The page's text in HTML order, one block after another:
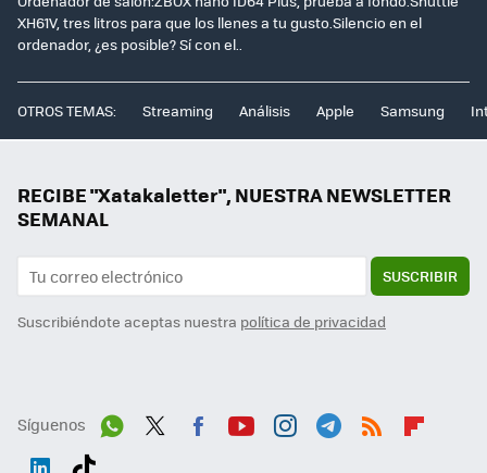
XH61V, tres litros para que los llenes a tu gusto.Silencio en el
ordenador, ¿es posible? Sí con el..
OTROS TEMAS: Streaming Análisis Apple Samsung
RECIBE "Xatakaletter", NUESTRA NEWSLETTER
SEMANAL
SUSCRIBIR
Suscribiéndote aceptas nuestra política de privacidad
Síguenos